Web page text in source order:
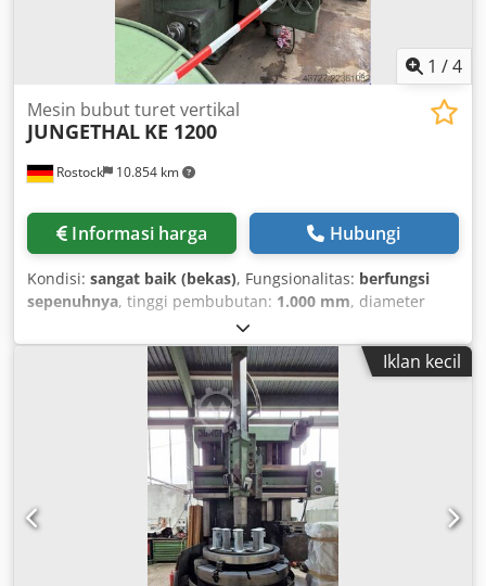
1 /4
Rostock 10.854 km
Mesin bubut turet vertikal
JUNGETHAL KE 1200
Informasi harga Hubungi
Kondisi: sangat baik (bekas), Fungsionalitas: berfungsi
sepenuhnya, tinggi pembubutan: 1.000 mm, diameter
1.200 mm
pembubutan:1.200 mm, diameter pelat muka:1.000 mm,
Produsen: – JUNGETHAL Mesin: – VTL Tipe: – KE 1200
Tahun Pembuatan: – Kondisi: – Dalam proses produksi
Berat Total Mesin: – 11 ton RINCIAN TEKNIS Pelat Penjepit:
1.000 mm Tinggi: 1.000 mm Diameter Pemesinan: 1.200
mm Rentang Kecepatan Pemesinan Pelat Penjepit: 22 – 250
RPM Diameter Chuck: 1.000 mm Diameter Ayun: 1.200 mm
Tinggi: Kapasitas Beban Meja: 3 Ton Meja Putar: 4 Posisi
Daya Penggerak: 37 kW Berat: 11 ton Chedszmp U Iopfx
Aagsa Tegangan: 380V Total Kebutuhan Daya: 17 kW
Dimensi Mesin: 1.000 mm (dengan Dudukan Alat Samping)
Iklan kecil